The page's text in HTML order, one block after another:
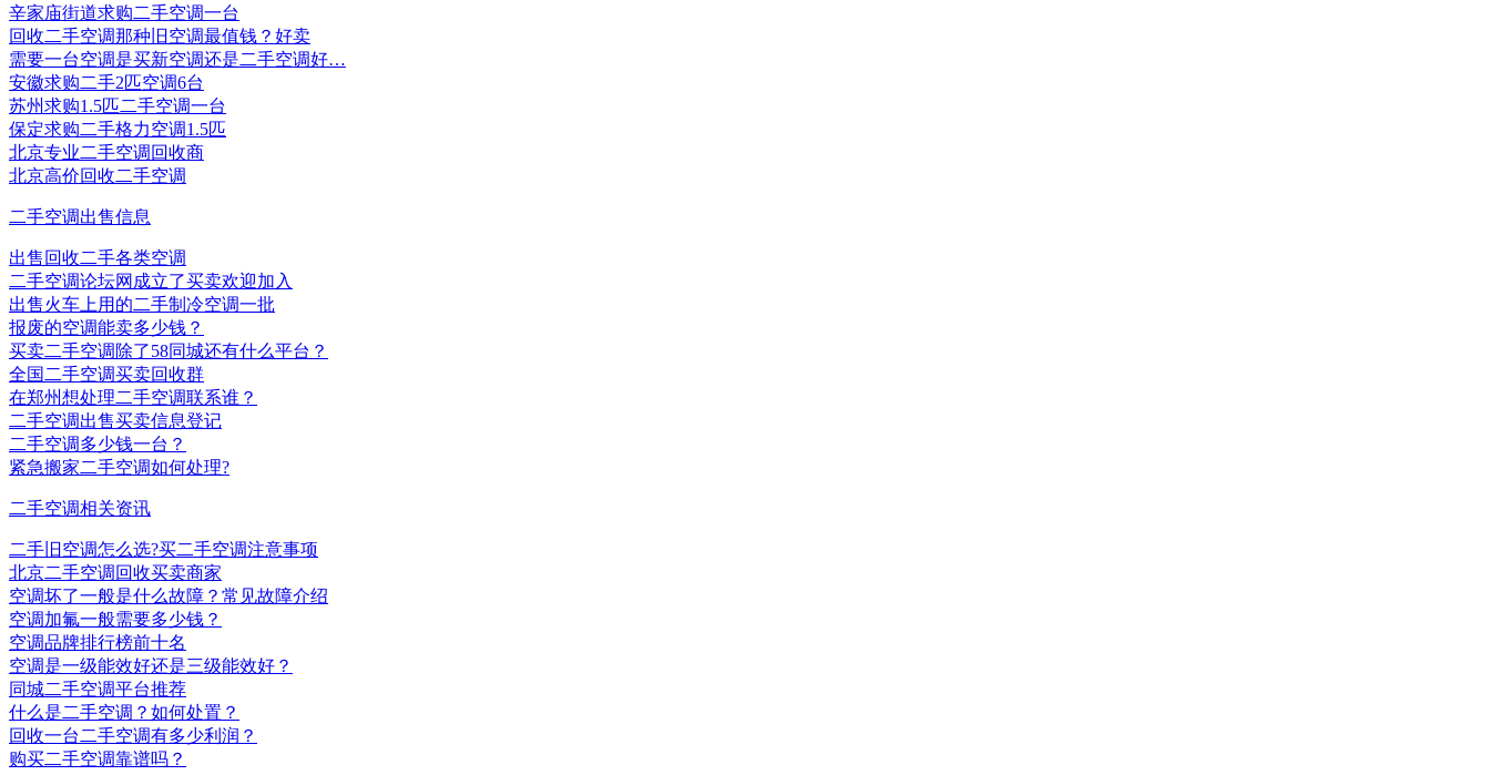
辛家庙街道求购二手空调一台
回收二手空调那种旧空调最值钱？好卖
需要一台空调是买新空调还是二手空调好…
安徽求购二手2匹空调6台
苏州求购1.5匹二手空调一台
保定求购二手格力空调1.5匹
北京专业二手空调回收商
北京高价回收二手空调
二手空调出售信息
出售回收二手各类空调
二手空调论坛网成立了买卖欢迎加入
出售火车上用的二手制冷空调一批
报废的空调能卖多少钱？
买卖二手空调除了58同城还有什么平台？
全国二手空调买卖回收群
在郑州想处理二手空调联系谁？
二手空调出售买卖信息登记
二手空调多少钱一台？
紧急搬家二手空调如何处理?
二手空调相关资讯
二手旧空调怎么选?买二手空调注意事项
北京二手空调回收买卖商家
空调坏了一般是什么故障？常见故障介绍
空调加氟一般需要多少钱？
空调品牌排行榜前十名
空调是一级能效好还是三级能效好？
同城二手空调平台推荐
什么是二手空调？如何处置？
回收一台二手空调有多少利润？
购买二手空调靠谱吗？